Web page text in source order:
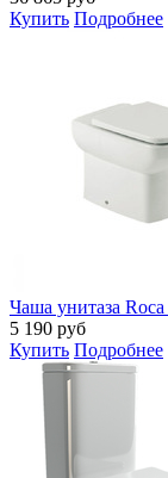
Купить Подробнее
Чаша унитаза
5 190 руб
Купить Подробнее